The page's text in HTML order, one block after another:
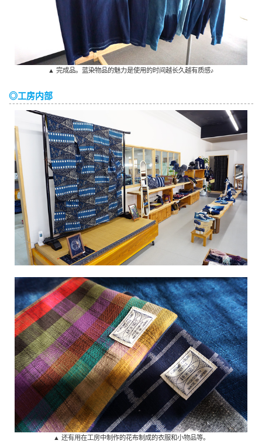
▲ 完成品。蓝染物品的魅力是使用的时间越长久越有质感♪
◎工房内部
▲ 还有用在工房中制作的花布制成的衣服和小物品等。